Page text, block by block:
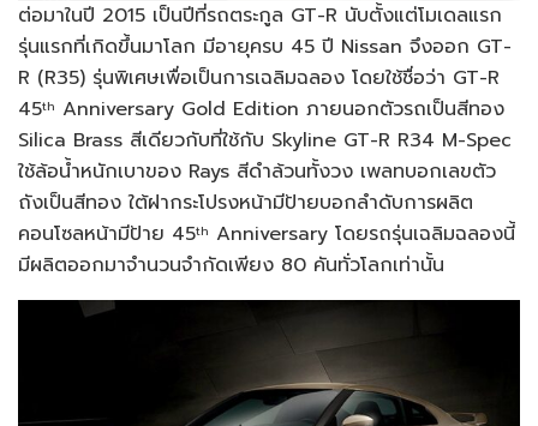
ต่อมาในปี 2015 เป็นปีที่รถตระกูล GT-R นับตั้งแต่โมเดลแรก
รุ่นแรกที่เกิดขึ้นมาโลก มีอายุครบ 45 ปี Nissan จึงออก GT-
R (R35) รุ่นพิเศษเพื่อเป็นการเฉลิมฉลอง โดยใช้ชื่อว่า GT-R
45th Anniversary Gold Edition ภายนอกตัวรถเป็นสีทอง
Silica Brass สีเดียวกับที่ใช้กับ Skyline GT-R R34 M-Spec
ใช้ล้อน้ำหนักเบาของ Rays สีดำล้วนทั้งวง เพลทบอกเลขตัว
ถังเป็นสีทอง ใต้ฝากระโปรงหน้ามีป้ายบอกลำดับการผลิต
คอนโซลหน้ามีป้าย 45th Anniversary โดยรถรุ่นเฉลิมฉลองนี้
มีผลิตออกมาจำนวนจำกัดเพียง 80 คันทั่วโลกเท่านั้น